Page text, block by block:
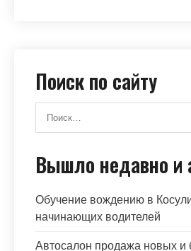
Поиск по сайту
Вышло недавно и
Обучение вождению в
начинающих водителей
Автосалон продажа новых и